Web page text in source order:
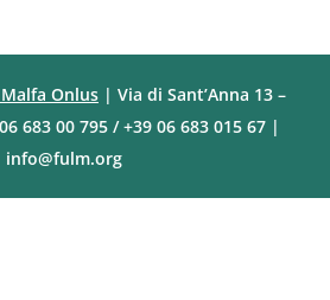
Onlus | Via di Sant’Anna 13 –
683 00 795 / +39 06 683 015 67 |
info@fulm.org